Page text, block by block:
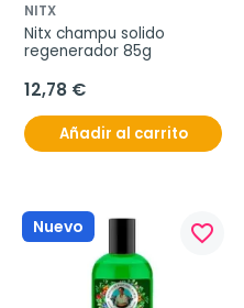
NITX
Nitx champu solido
regenerador 85g
12,78 €
Añadir al carrito
Nuevo favorite_border